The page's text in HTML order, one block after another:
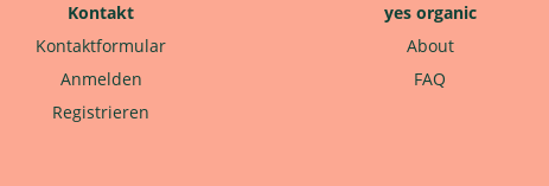
Kontakt
Kontaktformular
Anmelden
Registrieren
yes organic
About
FAQ